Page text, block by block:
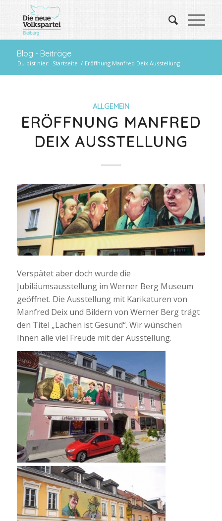
Blog - Beiträge
Du bist hier: Startseite / Eröffnung Manfred Deix Ausstellung
ALLGEMEIN
ERÖFFNUNG MANFRED
DEIX AUSSTELLUNG
Verspätet aber doch wurde die
Jubiläumsausstellung im Werner Berg Museum
geöffnet. Die Ausstellung mit Karikaturen von
Manfred Deix und Bildern von Werner Berg trägt
den Titel „Lachen ist Gesund“. Wir wünschen
Ihnen alle viel Freude mit der Ausstellung.